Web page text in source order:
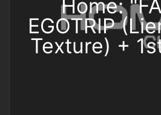
Home:
EGOTRIP
Texture) +